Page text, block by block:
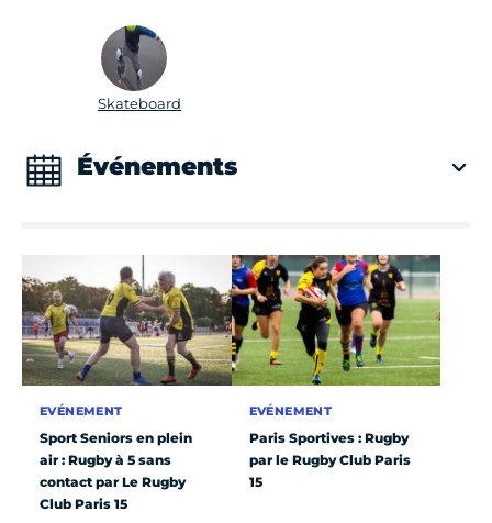
Skateboard
Événements
EVÉNEMENT
Sport Seniors en plein
air : Rugby à 5 sans
contact par Le Rugby
Club Paris 15
EVÉNEMENT
Paris Sportives : Rugby
par le Rugby Club Paris
15